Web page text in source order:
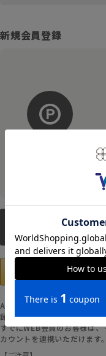
新規会員登録
そのほかにもさ
Amazonアカウントの登録情
録が可能です。
すでにWEB会員のお客様は
カウントを連携いただけます。